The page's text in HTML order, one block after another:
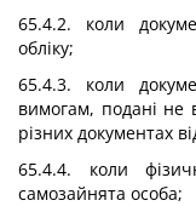
65.4.2. коли
обліку;
65.4.3. коли
вимогам, подані не
різних документах
65.4.4. коли
самозайнята особа;